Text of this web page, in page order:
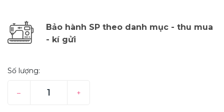
Bảo hành SP theo danh mục - thu mua
- kí gửi
Số lượng:
– +